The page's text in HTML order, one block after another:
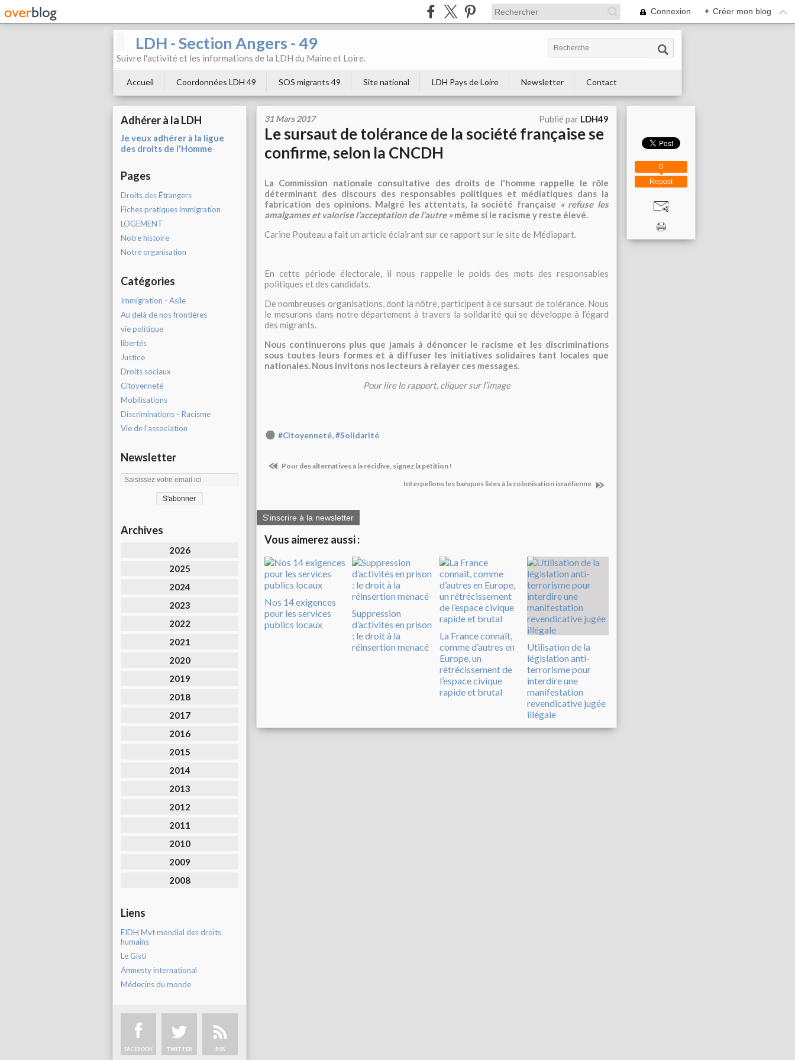
Connexion + Créer mon blog
LDH - Section Angers - 49
Suivre l'activité et les informations de la LDH du Maine et Loire.
Accueil Coordonnées LDH 49 SOS migrants 49 Site national LDH Pays de Loire Newsletter Contact
Adhérer à la LDH
Je veux adhérer à la ligue
des droits de l'Homme
Pages
Droits des Étrangers
Fiches pratiques immigration
LOGEMENT
Notre histoire
Notre organisation
Catégories
Immigration - Asile
Au delà de nos frontières
vie politique
libertés
Justice
Droits sociaux
Citoyenneté
Mobilisations
Discriminations - Racisme
Vie de l'association
Newsletter
Archives
2026
2025
2024
2023
2022
2021
2020
2019
2018
2017
2016
2015
2014
2013
2012
2011
2010
2009
2008
Liens
FIDH Mvt mondial des droits
humains
Le Gisti
Amnesty international
Médecins du monde
FACEBOOK TWITTER RSS
31 Mars 2017 Publié par LDH49
Le sursaut de tolérance de la société française se
confirme, selon la CNCDH
La Commission nationale consultative des droits de l'homme rappelle le rôle
déterminant des discours des responsables politiques et médiatiques dans la
fabrication des opinions. Malgré les attentats, la société française « refuse les
amalgames et valorise l’acceptation de l’autre »même si le racisme y reste élevé.
Carine Pouteau a fait un article éclairant sur ce rapport sur le site de Médiapart.
En cette période électorale, il nous rappelle le poids des mots des responsables
politiques et des candidats.
De nombreuses organisations, dont la nôtre, participent à ce sursaut de tolérance. Nous
le mesurons dans notre département à travers la solidarité qui se développe à l’égard
des migrants.
Nous continuerons plus que jamais à dénoncer le racisme et les discriminations
sous toutes leurs formes et à diffuser les initiatives solidaires tant locales que
nationales. Nous invitons nos lecteurs à relayer ces messages.
Pour lire le rapport, cliquer sur l’image
#Citoyenneté,#Solidarité
Pour des alternatives à la récidive, signez la pétition !
Interpellons les banques liées à la colonisation israélienne
S'inscrire à la newsletter
Vous aimerez aussi :
Nos 14 exigences
pour les services
publics locaux
Suppression
d’activités en prison
: le droit à la
réinsertion menacé
La France connaît,
comme d’autres en
Europe, un
rétrécissement de
l’espace civique
rapide et brutal
Utilisation de la
législation anti-
terrorisme pour
interdire une
manifestation
revendicative jugée
illégale
Repost
0